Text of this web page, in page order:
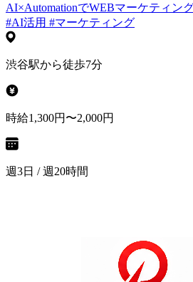
AI×AutomationでWEBマーケティン
#AI活用 #マーケティング
渋谷駅から徒歩7分
時給1,300円〜2,000円
週3日 / 週20時間